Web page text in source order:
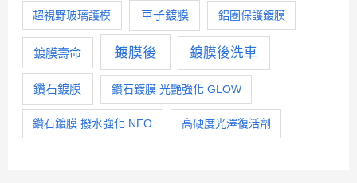
超視野玻璃護模 車子鍍膜 鋁圈保護鍍膜
鍍膜壽命 鍍膜後 鍍膜後洗車
鑽石鍍膜 鑽石鍍膜 光艷強化 GLOW
鑽石鍍膜 撥水強化 NEO 高硬度光澤復活劑